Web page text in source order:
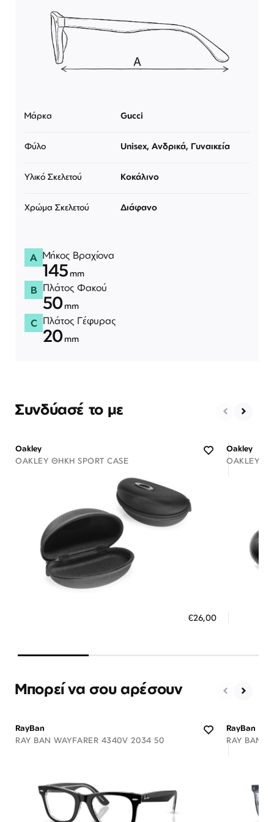
Μάρκα Gucci
Φύλο Unisex, Ανδρικά, Γυναικεία
Υλικό Σκελετού Κοκάλινο
Χρώμα Σκελετού Διάφανο
A Μήκος Βραχίονα
145 mm
B Πλάτος Φακού
50mm
C Πλάτος Γέφυρας
20mm
Συνδύασέ το με
Oakley
OAKLEY ΘΉΚΗ SPORT CASE
€26,00
Διαθέσιμο
Oakley
OAKLEY
Μπορεί να σου αρέσουν
RayBan
RAY BAN WAYFARER 4340V 2034 50
RayBan
RAY BAN